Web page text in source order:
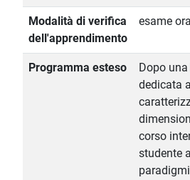
Modalità di verifica
dell'apprendimento
esame
Programma esteso
Dopo
dedicata
corso
studente